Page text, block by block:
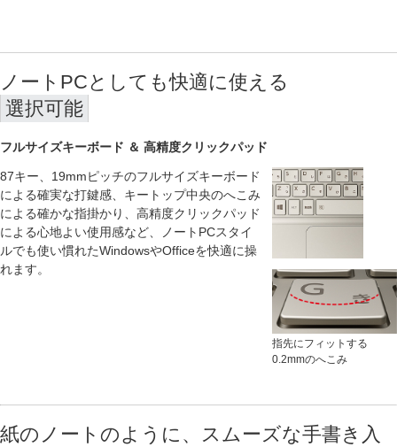
ノートPCとしても快適に使える
選択可能
フルサイズキーボード ＆ 高精度クリックパッド
87キー、19mmピッチのフルサイズキーボード
による確実な打鍵感、キートップ中央のへこみ
による確かな指掛かり、高精度クリックパッド
による心地よい使用感など、ノートPCスタイ
ルでも使い慣れたWindowsやOfficeを快適に操
れます。
指先にフィットする
0.2mmのへこみ
紙のノートのように、スムーズな手書き入